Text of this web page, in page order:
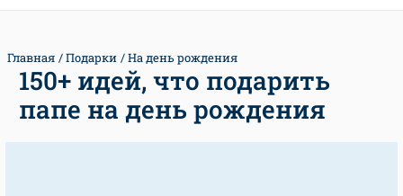
Главная Подарки На день рождения
150+ идей, что подарить
папе на день рождения